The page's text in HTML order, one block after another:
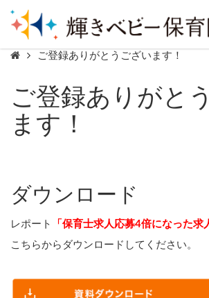
ご登録ありがとうございます！
ご登録ありがと
ます！
ダウンロード
レポート 「保育士求人応募4倍になった求
こちらからダウンロードしてください。